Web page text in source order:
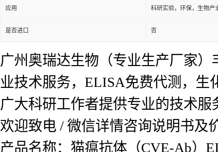
应用 科研实验，环保，生物产
是否进口 否
广州奥瑞达生物（专业生产厂家
业技术服务，ELISA免费代测，生
广大科研工作者提供专业的技术
欢迎致电 / 微信详情咨询说明书及
产品名称：猫瘟抗体（CVE-Ab）